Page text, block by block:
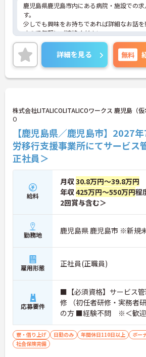
鹿児島県鹿児島市内にある病院・施設での求
す。
少しでも興味をお持ちであれば詳細なお話を
すので気軽にご連絡ください。
詳細を見る 無料
株式会社LITALICOLITALICOワークス 鹿児島（仮
O
【鹿児島県／鹿児島市】2027
労移行支援事業所にてサービス
正社員＞
給料
月収30.8万円～39.8万円
年収425万円～550万円程
2回賞与含む＞
勤務地 鹿児島県 鹿児島市 ※新規
雇用形態 正社員(正職員)
応募要件
■【必須資格】サービス
修 （初任者研修・実務者
の方 ■経験不問 ※＜歓迎
などがある方／施設等で
る方（5名前後のマネジメ
寮・借り上げ 日勤のみ 年間休日110日以上
ボー
社会保険完備